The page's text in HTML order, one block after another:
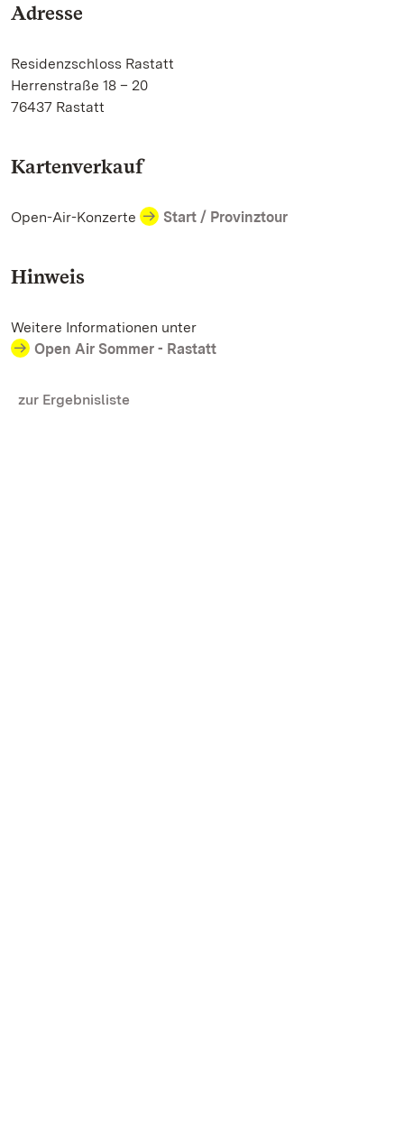
Adresse
Residenzschloss Rastatt
Herrenstraße 18 – 20
76437 Rastatt
Kartenverkauf
Open-Air-Konzerte Start / Provinztour
Hinweis
Weitere Informationen unter
Open Air Sommer - Rastatt
zur Ergebnisliste